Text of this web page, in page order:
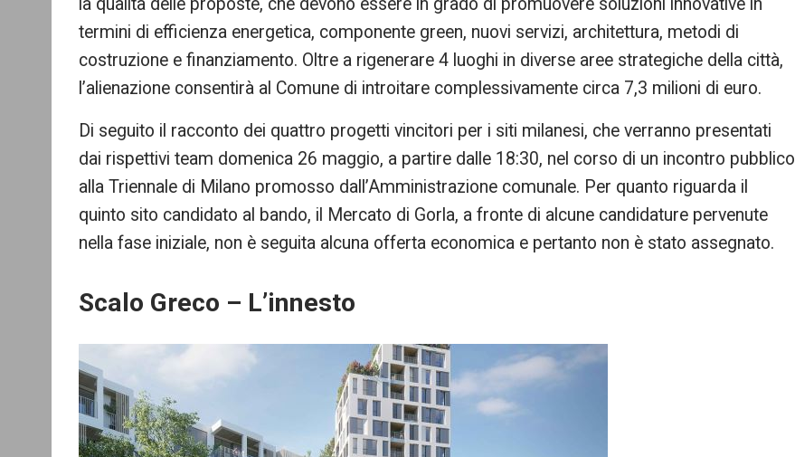
termini di efficienza energetica, componente green, nuovi servizi, architettura, metodi di
costruzione e finanziamento. Oltre a rigenerare 4 luoghi in diverse aree strategiche della città,
l’alienazione consentirà al Comune di introitare complessivamente circa 7,3 milioni di euro.
Di seguito il racconto dei quattro progetti vincitori per i siti milanesi, che verranno presentati
dai rispettivi team domenica 26 maggio, a partire dalle 18:30, nel corso di un incontro pubblico
alla Triennale di Milano promosso dall’Amministrazione comunale. Per quanto riguarda il
quinto sito candidato al bando, il Mercato di Gorla, a fronte di alcune candidature pervenute
nella fase iniziale, non è seguita alcuna offerta economica e pertanto non è stato assegnato.
Scalo Greco – L’innesto